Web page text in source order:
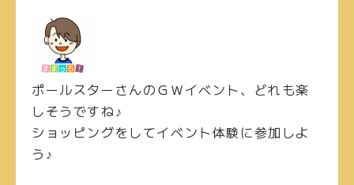
ポールスターさんのＧＷイベント、どれも楽
しそうですね♪
ショッピングをしてイベント体験に参加しよ
う♪